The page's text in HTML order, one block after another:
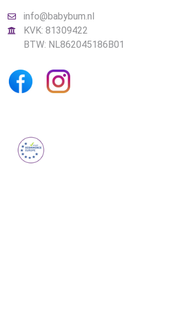
info@babybum.nl
KVK: 81309422
BTW: NL862045186B01